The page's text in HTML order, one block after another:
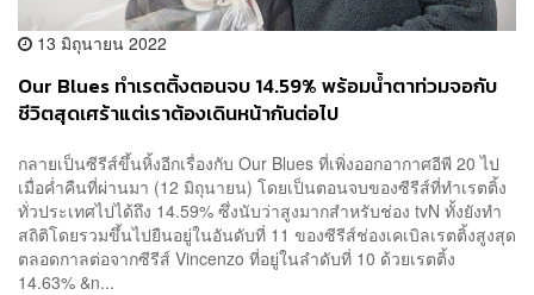
13 มิถุนายน 2022
Our Blues ทำเรตติ้งตอนจบ 14.59% พร้อมน้ำตาท่วมจอกับ
ชีวิตสุดเศร้าแต่เราต้องเดินหน้ากันต่อไป
กลายเป็นซีรีส์ขึ้นหิ้งอีกเรื่องกับ Our Blues ที่เพิ่งออกอากาศอีพี 20 ไป
เมื่อค่ำคืนที่ผ่านมา (12 มิถุนายน) โดยเป็นตอนจบของซีรีส์ที่ทำเรตติ้ง
ทั่วประเทศไปได้ถึง 14.59% ซึ่งนับว่าสูงมากสำหรับช่อง tvN ทั้งยังทำ
สถิติโดยรวมขึ้นไปยืนอยู่ในอันดับที่ 11 ของซีรีส์ช่องเคเบิลเรตติ้งสูงสุด
ตลอดกาลต่อจากซีรีส์ Vincenzo ที่อยู่ในลำดับที่ 10 ด้วยเรตติ้ง
14.63% &n...